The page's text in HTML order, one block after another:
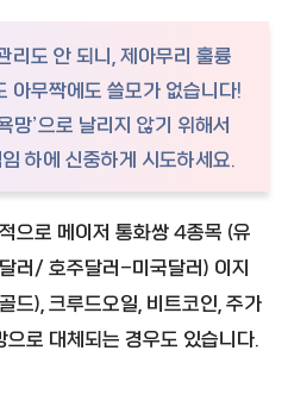
리도 안 되니, 제아무리 훌륭
아무짝에도 쓸모가 없습니다!
망’으로 날리지 않기 위해서
하에 신중하게 시도하세요.
으로 메이저 통화쌍 4종목 (유
/ 호주달러-미국달러) 이지
드), 크루드오일, 비트코인, 주가
로 대체되는 경우도 있습니다.